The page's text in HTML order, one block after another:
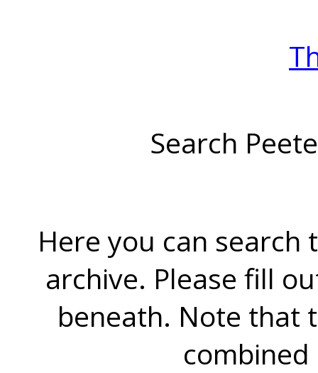
Search
Here you can search
archive. Please fill
beneath. Note that
combined